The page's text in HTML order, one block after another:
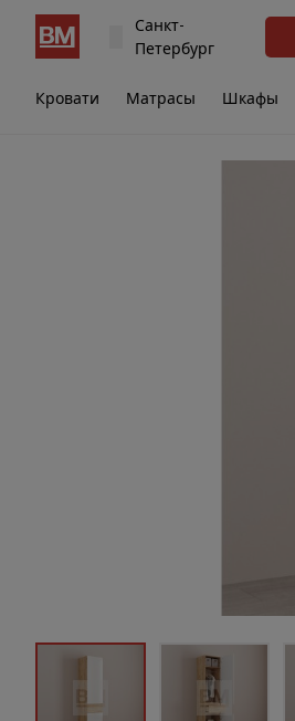
Санкт-
Петербург
Кровати Матрасы Шкафы